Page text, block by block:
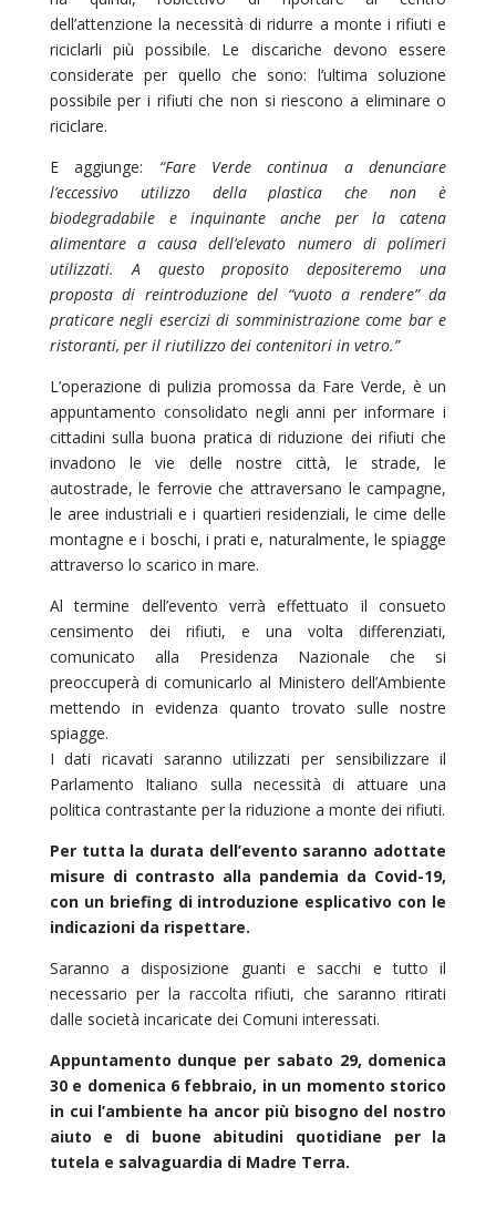
dell’attenzione la necessità di ridurre a monte i rifiuti e
riciclarli più possibile. Le discariche devono essere
considerate per quello che sono: l’ultima soluzione
possibile per i rifiuti che non si riescono a eliminare o
riciclare.
E aggiunge: “Fare Verde continua a denunciare
l’eccessivo utilizzo della plastica che non è
biodegradabile e inquinante anche per la catena
alimentare a causa dell’elevato numero di polimeri
utilizzati. A questo proposito depositeremo una
proposta di reintroduzione del “vuoto a rendere” da
praticare negli esercizi di somministrazione come bar e
ristoranti, per il riutilizzo dei contenitori in vetro.”
L’operazione di pulizia promossa da Fare Verde, è un
appuntamento consolidato negli anni per informare i
cittadini sulla buona pratica di riduzione dei rifiuti che
invadono le vie delle nostre città, le strade, le
autostrade, le ferrovie che attraversano le campagne,
le aree industriali e i quartieri residenziali, le cime delle
montagne e i boschi, i prati e, naturalmente, le spiagge
attraverso lo scarico in mare.
Al termine dell’evento verrà effettuato il consueto
censimento dei rifiuti, e una volta differenziati,
comunicato alla Presidenza Nazionale che si
preoccuperà di comunicarlo al Ministero dell’Ambiente
mettendo in evidenza quanto trovato sulle nostre
spiagge.
I dati ricavati saranno utilizzati per sensibilizzare il
Parlamento Italiano sulla necessità di attuare una
politica contrastante per la riduzione a monte dei rifiuti.
Per tutta la durata dell’evento saranno adottate
misure di contrasto alla pandemia da Covid-19,
con un briefing di introduzione esplicativo con le
indicazioni da rispettare.
Saranno a disposizione guanti e sacchi e tutto il
necessario per la raccolta rifiuti, che saranno ritirati
dalle società incaricate dei Comuni interessati.
Appuntamento dunque per sabato 29, domenica
30 e domenica 6 febbraio, in un momento storico
in cui l’ambiente ha ancor più bisogno del nostro
aiuto e di buone abitudini quotidiane per la
tutela e salvaguardia di Madre Terra.